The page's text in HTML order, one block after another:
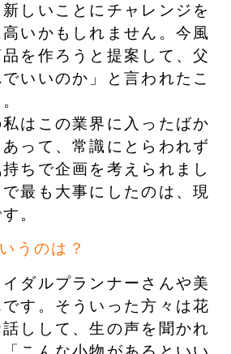
しいことにチャレンジを
いかもしれません。今風
を作ろうと提案して、父
いいのか」と言われたこ
はこの業界に入ったばか
って、常識にとらわれず
ちで企画を考えられまし
最も大事にしたのは、現
。
うのは？
ダルプランナーさんや美
す。そういった方々は花
しして、生の声を聞かれ